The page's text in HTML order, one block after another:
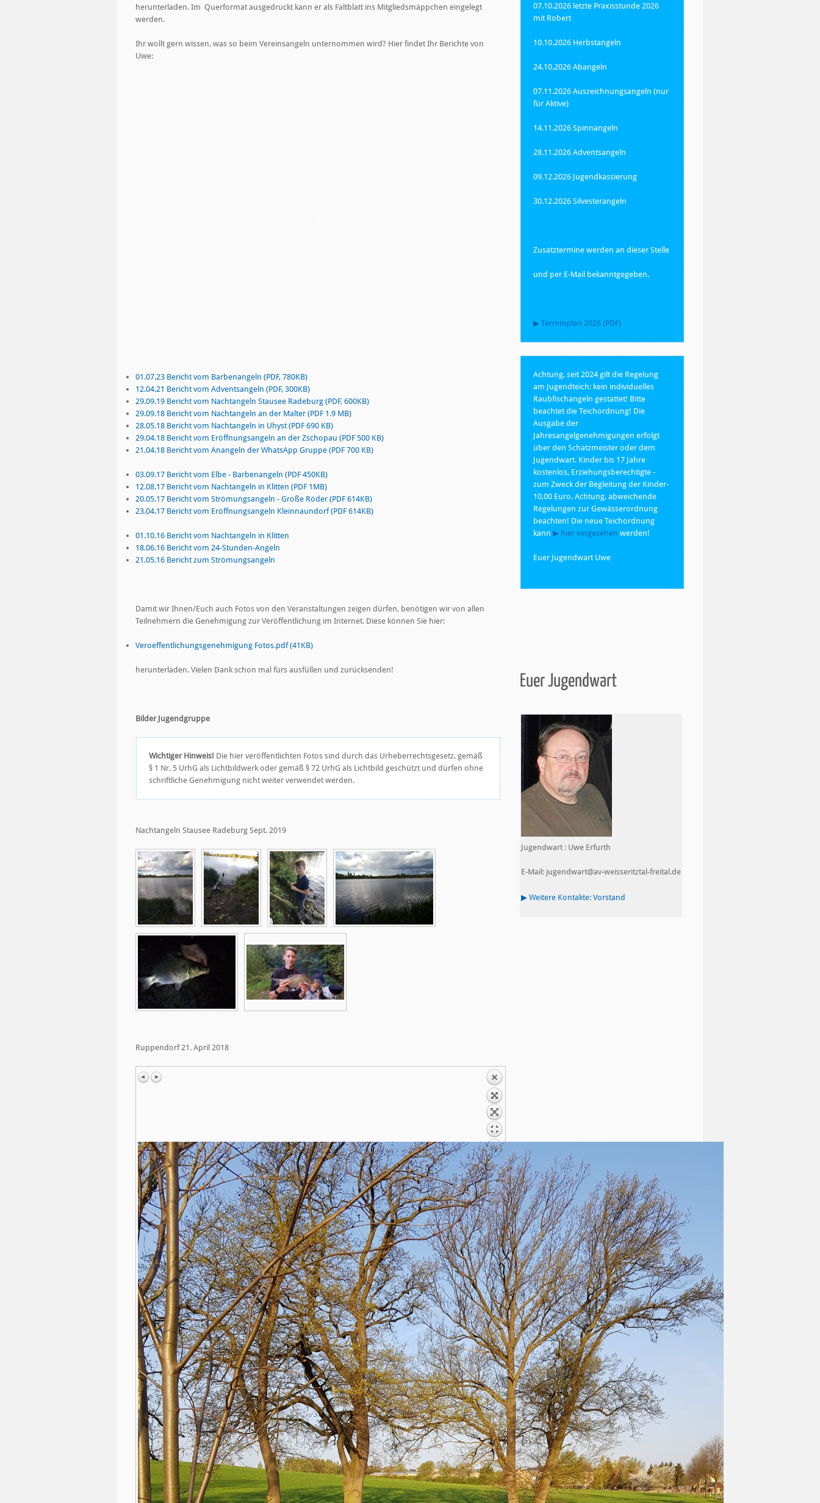
07.10.2026 letzte Praxisstunde 2026
mit Robert
10.10.2026 Herbstangeln
24.10.2026 Abangeln
07.11.2026 Auszeichnungsangeln (nur
für Aktive)
14.11.2026 Spinnangeln
28.11.2026 Adventsangeln
09.12.2026 Jugendkassierung
30.12.2026 Silvesterangeln
Zusatztermine werden an dieser Stelle
und per E-Mail bekanntgegeben.
▶ Terminplan 2026 (PDF)
Achtung, seit 2024 gilt die Regelung
am Jugendteich: kein individuelles
Raubfischangeln gestattet! Bitte
beachtet die Teichordnung! Die
Ausgabe der
Jahresangelgenehmigungen erfolgt
über den Schatzmeister oder dem
Jugendwart. Kinder bis 17 Jahre
kostenlos, Erziehungsberechtigte -
zum Zweck der Begleitung der Kinder-
10,00 Euro. Achtung, abweichende
Regelungen zur Gewässerordnung
beachten! Die neue Teichordnung
kann▶ hier eingesehenwerden!
Euer Jugendwart Uwe
Euer Jugendwart
Jugendwart : Uwe Erfurth
E-Mail: jugendwart@av-weisseritztal-freital.de
▶ Weitere Kontakte: Vorstand
herunterladen. Im Querformat ausgedruckt kann er als Faltblatt ins Mitgliedsmäppchen eingelegt
werden.
Ihr wollt gern wissen, was so beim Vereinsangeln unternommen wird? Hier findet Ihr Berichte von
Uwe:
01.07.23 Bericht vom Barbenangeln (PDF, 780KB)
12.04.21 Bericht vom Adventsangeln (PDF, 300KB)
29.09.19 Bericht vom Nachtangeln Stausee Radeburg (PDF, 600KB)
29.09.18 Bericht vom Nachtangeln an der Malter (PDF 1.9 MB)
28.05.18 Bericht vom Nachtangeln in Uhyst (PDF 690 KB)
29.04.18 Bericht vom Eröffnungsangeln an der Zschopau (PDF 500 KB)
21.04.18 Bericht vom Anangeln der WhatsApp Gruppe (PDF 700 KB)
03.09.17 Bericht vom Elbe - Barbenangeln (PDF 450KB)
12.08.17 Bericht vom Nachtangeln in Klitten (PDF 1MB)
20.05.17 Bericht vom Strömungsangeln - Große Röder (PDF 614KB)
23.04.17 Bericht vom Eröffnungsangeln Kleinnaundorf (PDF 614KB)
01.10.16 Bericht vom Nachtangeln in Klitten
18.06.16 Bericht vom 24-Stunden-Angeln
21.05.16 Bericht zum Strömungsangeln
Damit wir Ihnen/Euch auch Fotos von den Veranstaltungen zeigen dürfen, benötigen wir von allen
Teilnehmern die Genehmigung zur Veröffentlichung im Internet. Diese können Sie hier:
Veroeffentlichungsgenehmigung Fotos.pdf (41KB)
herunterladen. Vielen Dank schon mal fürs ausfüllen und zurücksenden!
Bilder Jugendgruppe
Wichtiger Hinweis! Die hier veröffentlichten Fotos sind durch das Urheberrechtsgesetz, gemäß
§ 1 Nr. 5 UrhG als Lichtbildwerk oder gemäß § 72 UrhG als Lichtbild geschützt und dürfen ohne
schriftliche Genehmigung nicht weiter verwendet werden.
Nachtangeln Stausee Radeburg Sept. 2019
Ruppendorf 21. April 2018